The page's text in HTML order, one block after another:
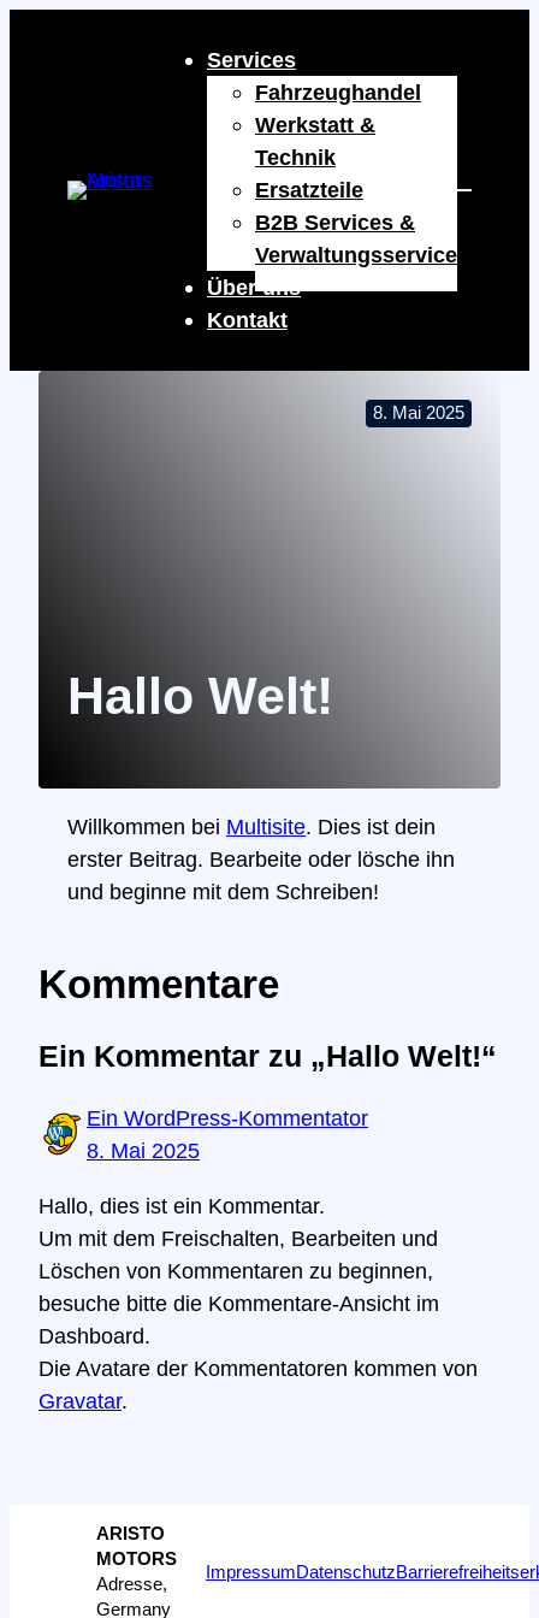
Services
Fahrzeughandel
Werkstatt &
Technik
Ersatzteile
B2B Services &
Verwaltungsservice
Über uns
Kontakt
8. Mai 2025
Hallo Welt!
Willkommen bei Multisite. Dies ist dein
erster Beitrag. Bearbeite oder lösche ihn
und beginne mit dem Schreiben!
Kommentare
Ein Kommentar zu „Hallo Welt!“
Ein WordPress-Kommentator
8. Mai 2025
Hallo, dies ist ein Kommentar.
Um mit dem Freischalten, Bearbeiten und
Löschen von Kommentaren zu beginnen,
besuche bitte die Kommentare-Ansicht im
Dashboard.
Die Avatare der Kommentatoren kommen von
Gravatar.
ARISTO
MOTORS
Adresse,
Germany
ImpressumDatenschutz